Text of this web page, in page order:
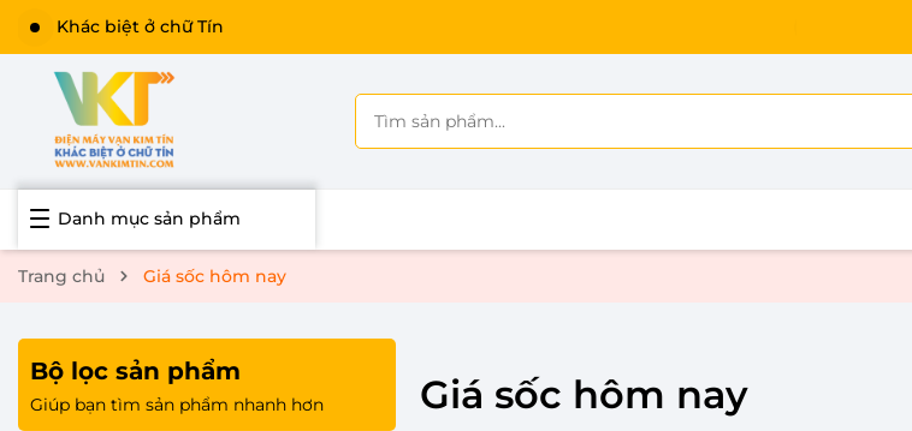
Khác biệt ở chữ Tín
Danh mục sản phẩm
Trang chủ Giá sốc hôm nay
Bộ lọc sản phẩm
Giúp bạn tìm sản phẩm nhanh hơn Giá sốc hôm nay